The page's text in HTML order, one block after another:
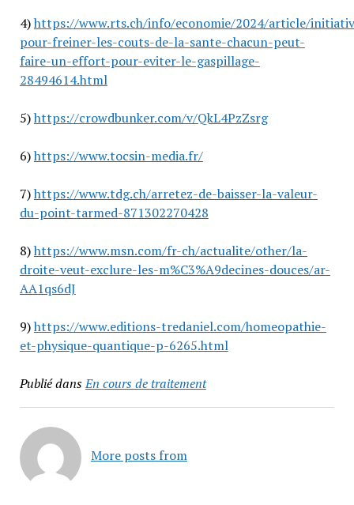
4)https://www.rts.ch/info/economie/2024/article/
pour-freiner-les-couts-de-la-sante-chacun-peut-
faire-un-effort-pour-eviter-le-gaspillage-
28494614.html
5)https://crowdbunker.com/v/QkL4PzZsrg
6)https://www.tocsin-media.fr/
7)https://www.tdg.ch/arretez-de-baisser-la-valeur-
du-point-tarmed-871302270428
8)https://www.msn.com/fr-ch/actualite/other/la-
droite-veut-exclure-les-m%C3%A9decines-douces/ar-
AA1qs6dJ
9)https://www.editions-tredaniel.com/homeopathie-
et-physique-quantique-p-6265.html
Publié dansEn cours de traitement
More posts from